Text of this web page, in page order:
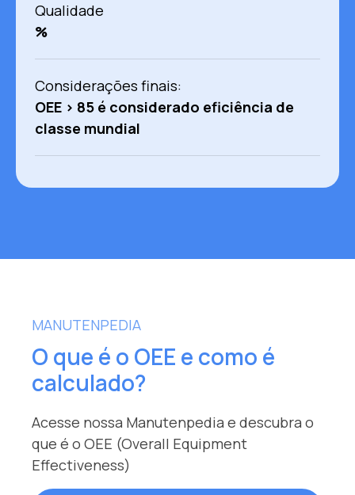
Qualidade
%
Considerações finais:
OEE > 85 é considerado eficiência de
classe mundial
MANUTENPEDIA
O que é o OEE e como é
calculado?
Acesse nossa Manutenpedia e descubra o
que é o OEE (Overall Equipment
Effectiveness)